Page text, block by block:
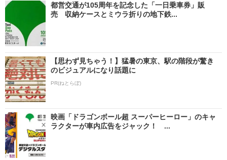
都営交通が105周年を記念した「一日乗車券」販
売 収納ケースとミウラ折りの地下鉄...
【思わず見ちゃう！】猛暑の東京、駅の階段が驚き
のビジュアルになり話題に
PR(ねとらぼ)
映画「ドラゴンボール超 スーパーヒーロー」のキャ
ラクターが車内広告をジャック！ ...